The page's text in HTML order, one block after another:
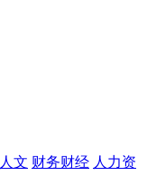
文 财务财经 人力资